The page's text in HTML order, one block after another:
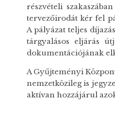
részvételi
tervezőirodát kér fel
A pályázat teljes
tárgyalásos eljárás
dokumentációjának
A Gyűjteményi
nemzetközileg is
aktívan hozzájárul